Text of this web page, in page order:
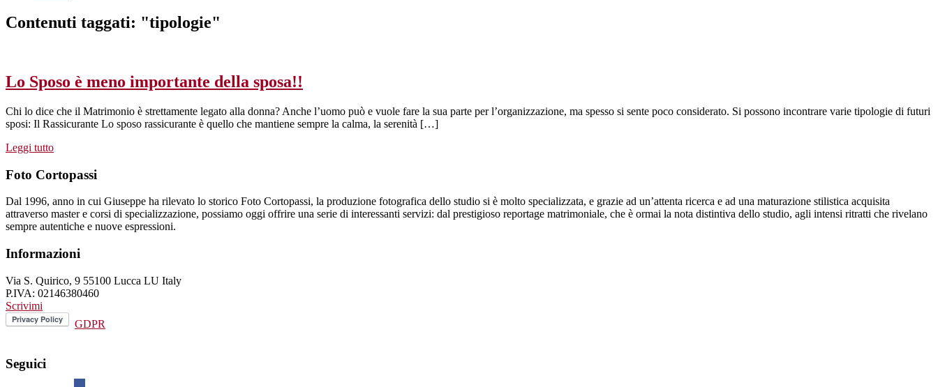
Contenuti taggati: "tipologie"
Lo Sposo è meno importante della sposa!!
Chi lo dice che il Matrimonio è strettamente legato alla donna? Anche l’uomo può e vuole fare la sua parte per l’organizzazione, ma spesso si sente poco considerato. Si possono incontrare varie tipologie di futuri
sposi: Il Rassicurante Lo sposo rassicurante è quello che mantiene sempre la calma, la serenità […]
Leggi tutto
Foto Cortopassi
Dal 1996, anno in cui Giuseppe ha rilevato lo storico Foto Cortopassi, la produzione fotografica dello studio si è molto specializzata, e grazie ad un’attenta ricerca e ad una maturazione stilistica acquisita
attraverso master e corsi di specializzazione, possiamo oggi offrire una serie di interessanti servizi: dal prestigioso reportage matrimoniale, che è ormai la nota distintiva dello studio, agli intensi ritratti che rivelano
sempre autentiche e nuove espressioni.
Informazioni
Via S. Quirico, 9 55100 Lucca LU Italy
P.IVA: 02146380460
Scrivimi
GDPR
Seguici